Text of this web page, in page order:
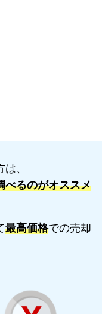
、
べるのがオススメ
最高価格での売却